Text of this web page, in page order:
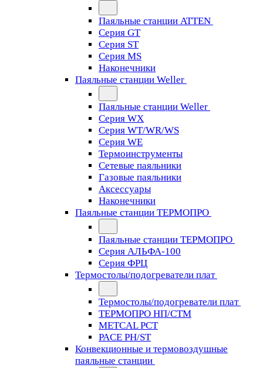
Паяльные станции ATTEN
Серия GT
Серия ST
Серия MS
Наконечники
Паяльные станции Weller
Паяльные станции Weller
Серия WX
Серия WT/WR/WS
Серия WE
Термоинструменты
Сетевые паяльники
Газовые паяльники
Аксессуары
Наконечники
Паяльные станции ТЕРМОПРО
Паяльные станции ТЕРМОПРО
Серия АЛЬФА-100
Серия ФРЦ
Термостолы/подогреватели плат
Термостолы/подогреватели плат
ТЕРМОПРО НП/СТМ
METCAL PCT
PACE PH/ST
Конвекционные и термовоздушные
паяльные станции